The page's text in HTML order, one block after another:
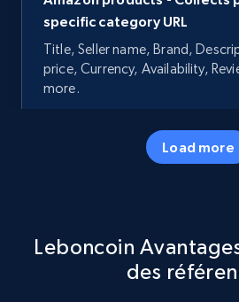
specific category URL
Title, Seller name, Brand,
price, Currency, Availability,
more.
5.7K+
specific keywords
Title, Seller name, Brand,
Load more
Leboncoin
des